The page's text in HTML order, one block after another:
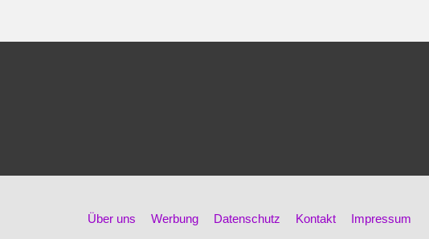
Über uns Werbung Datenschutz Kontakt Impressum